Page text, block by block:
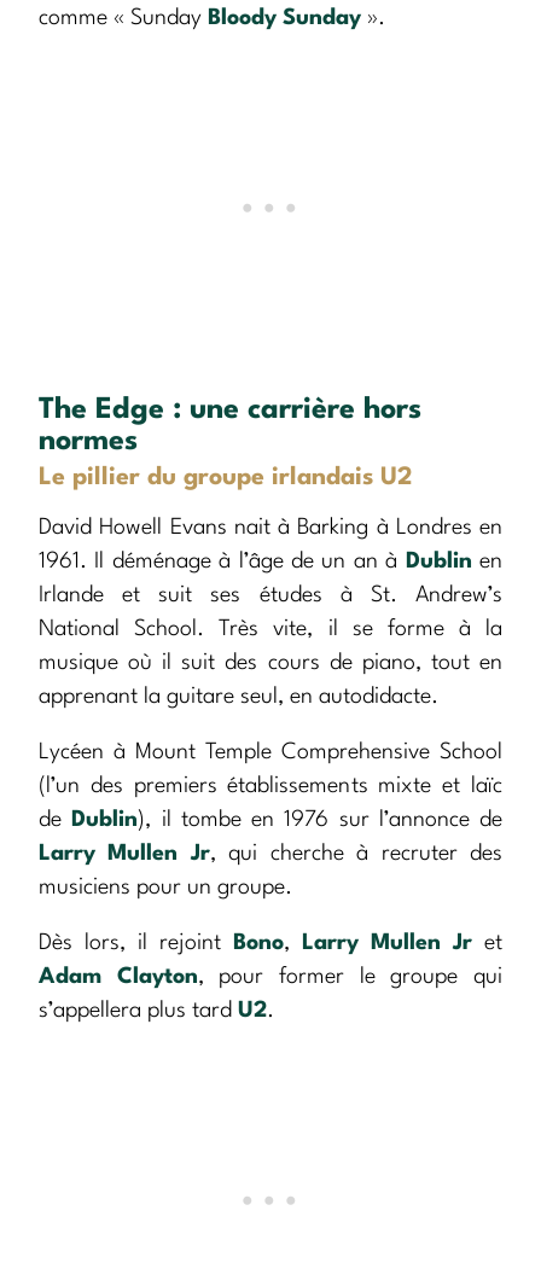
comme « Sunday Bloody Sunday ».
The Edge : une carrière hors
normes
Le pillier du groupe irlandais U2
David Howell Evans nait à Barking à Londres en
1961. Il déménage à l’âge de un an à
Dublin en
Irlande et suit ses études à St. Andrew’s
National School. Très vite, il se forme à la
musique où il suit des cours de piano, tout en
apprenant la guitare seul, en autodidacte.
Lycéen à Mount Temple Comprehensive School
(l’un des premiers établissements mixte et laïc
de
Dublin), il tombe en 1976 sur l’annonce de
Larry Mullen Jr, qui cherche à recruter des
musiciens pour un groupe.
Dès lors, il rejoint Bono, Larry Mullen Jr et
Adam Clayton, pour former le groupe qui
s’appellera plus tard U2.